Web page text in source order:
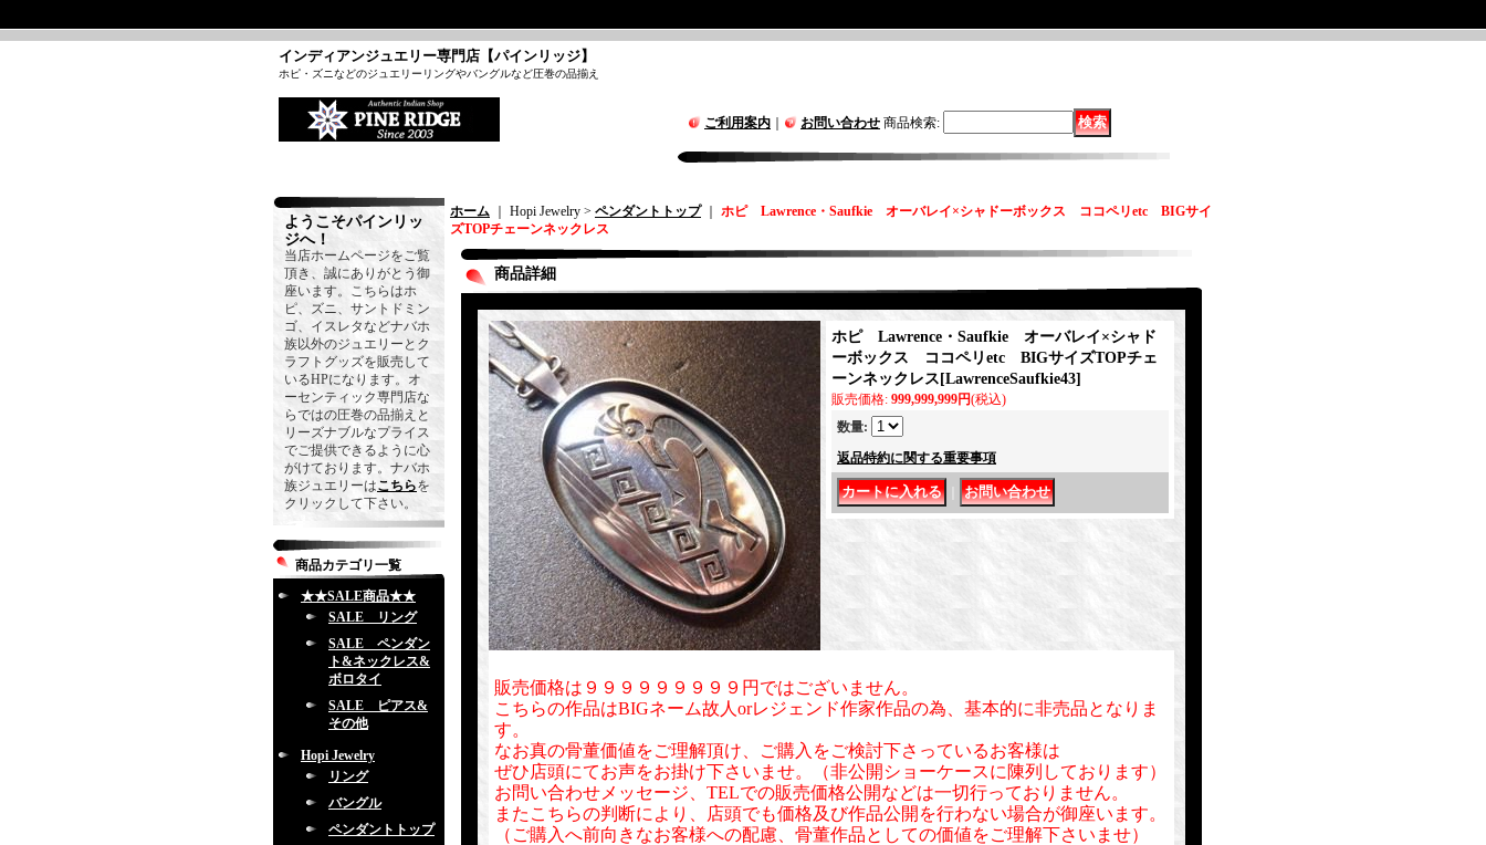
インディアンジュエリー専門店【パインリッジ】
ホピ・ズニなどのジュエリーリングやバングルなど圧巻の品揃え
ご利用案内 お問い合わせ 商品検索:
ようこそパインリッ
ジへ！
当店ホームページをご覧
頂き、誠にありがとう御
座います。こちらはホ
ピ、ズニ、サントドミン
ゴ、イスレタなどナバホ
族以外のジュエリーとク
ラフトグッズを販売して
いるHPになります。オ
ーセンティック専門店な
らではの圧巻の品揃えと
リーズナブルなプライス
でご提供できるように心
がけております。ナバホ
族ジュエリーはこちらを
クリックして下さい。
商品カテゴリ一覧
★★SALE商品★★
SALE リング
SALE ペンダン
ト&ネックレス&
ボロタイ
SALE ピアス&
その他
Hopi Jewelry
リング
バングル
ペンダントトップ
ホーム ｜ Hopi Jewelry > ペンダントトップ｜ ホピ Lawrence・Saufkie オーバレイ×シャドーボックス ココペリetc BIGサイ
ズTOPチェーンネックレス
商品詳細
ホピ Lawrence・Saufkie オーバレイ×シャド
ーボックス ココペリetc BIGサイズTOPチェ
ーンネックレス [LawrenceSaufkie43]
販売価格: 999,999,999円(税込)
数量:
返品特約に関する重要事項
販売価格は９９９９９９９９９円ではございません。
こちらの作品はBIGネーム故人orレジェンド作家作品の為、基本的に非売品となりま
す。
なお真の骨董価値をご理解頂け、ご購入をご検討下さっているお客様は
ぜひ店頭にてお声をお掛け下さいませ。（非公開ショーケースに陳列しております）
お問い合わせメッセージ、TELでの販売価格公開などは一切行っておりません。
またこちらの判断により、店頭でも価格及び作品公開を行わない場合が御座います。
（ご購入へ前向きなお客様への配慮、骨董作品としての価値をご理解下さいませ）